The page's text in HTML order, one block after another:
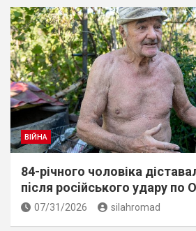
ВІЙНА
84-річного чоловіка
пiсля росiйського удару по
07/31/2026 silahromad